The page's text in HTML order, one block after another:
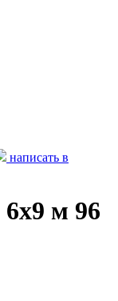
написать в
6х9 м 96